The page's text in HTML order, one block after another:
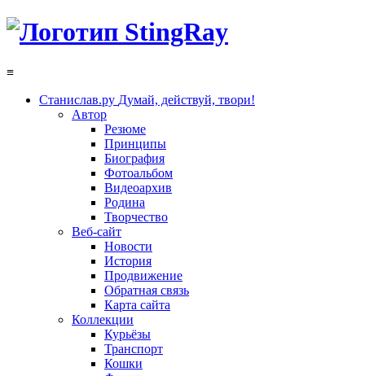
≡
Станислав.ру Думай, действуй, твори!
Автор
Резюме
Принципы
Биография
Фотоальбом
Видеоархив
Родина
Творчество
Веб-сайт
Новости
История
Продвижение
Обратная связь
Карта сайта
Коллекции
Курьёзы
Транспорт
Кошки